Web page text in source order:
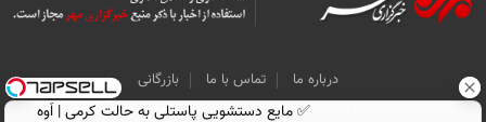
درباره ما تماس با ما
بازرگانی
All Content by Mehr News Agency is licensed under a Creative Commons
✅ مایع دستشویی پاستلی به حالت کرمی | اَوه